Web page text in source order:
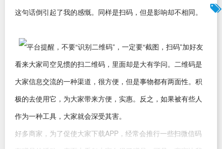
这句话倒引起了我的感慨。同样是扫码，但是影响却不相同。
看来大家司空见惯的扫二维码，里面却是大有学问。二维码是
大家信息交流的一种渠道，很方便，但是事物都有两面性。积
极的去使用它，为大家带来方便，实惠。反之，如果被有些人
作为一种工具，大家就会深受其害。
好多商家，为了促使大家下载APP，经常会推行一些扫微信码